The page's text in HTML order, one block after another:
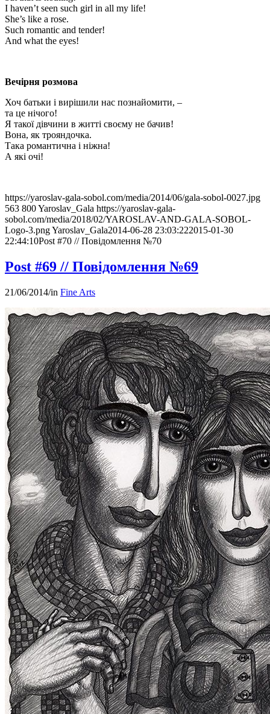
I haven’t seen such girl in all my life!
She’s like a rose.
Such romantic and tender!
And what the eyes!
Вечірня розмова
Хоч батьки і вирішили нас познайомити, –
та це нічого!
Я такої дівчини в житті своєму не бачив!
Вона, як трояндочка.
Така романтична і ніжна!
А які очі!
https://yaroslav-gala-sobol.com/media/2014/06/gala-sobol-0027.jpg
563 800Yaroslav_Gala https://yaroslav-gala-
sobol.com/media/2018/02/YAROSLAV-AND-GALA-SOBOL-
Logo-3.pngYaroslav_Gala2014-06-28 23:03:222015-01-30
22:44:10Post #70 // Повідомлення №70
Post #69 // Повідомлення №69
21/06/2014/in Fine Arts